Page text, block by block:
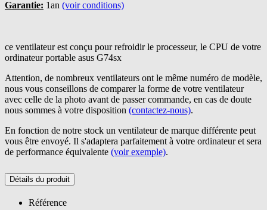
Garantie: 1an (voir conditions)
ce ventilateur est conçu pour refroidir le processeur, le CPU de votre
ordinateur portable asus G74sx
Attention, de nombreux ventilateurs ont le même numéro de modèle,
nous vous conseillons de comparer la forme de votre ventilateur
avec celle de la photo avant de passer commande, en cas de doute
nous sommes à votre disposition (contactez-nous).
En fonction de notre stock un ventilateur de marque différente peut
vous être envoyé. Il s'adaptera parfaitement à votre ordinateur et sera
de performance équivalente (voir exemple).
Détails du produit
Référence